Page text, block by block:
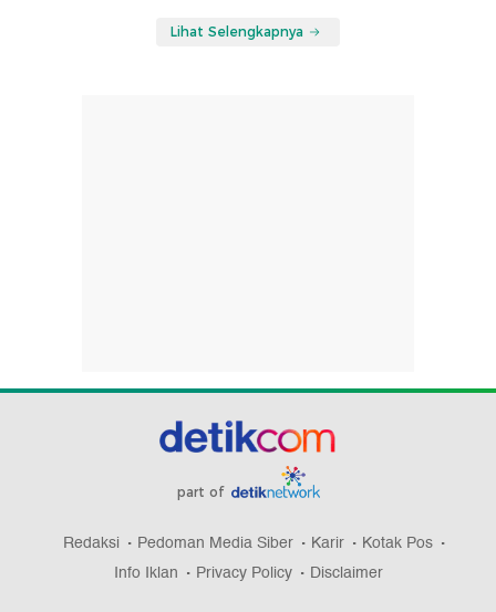
Lihat Selengkapnya
part of
Redaksi Pedoman Media Siber Karir
Kotak Pos
Info Iklan
Privacy Policy Disclaimer